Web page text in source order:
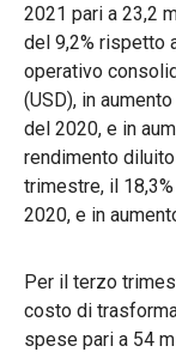
2021 pari a 23,2
del 9,2% rispetto
operativo
(USD), in
del 2020, e in
rendimento
trimestre, il
2020, e in
Per il terzo
costo di
spese pari a 54